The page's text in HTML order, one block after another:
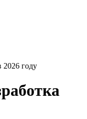
2026 году